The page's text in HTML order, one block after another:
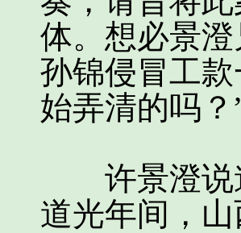
体。想必景
孙锦侵冒工
始弄清的吗？
许景澄说道
道光年间，